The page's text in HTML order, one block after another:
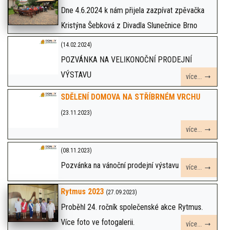
Dne 4.6.2024 k nám přijela zazpívat zpěvačka
Kristýna Šebková z Divadla Slunečnice Brno
(14.02.2024)
POZVÁNKA NA VELIKONOČNÍ PRODEJNÍ
VÝSTAVU
více...
SDĚLENÍ DOMOVA NA STŘÍBRNÉM VRCHU
(23.11.2023)
více...
(08.11.2023)
Pozvánka na vánoční prodejní výstavu více...
Rytmus 2023 (27.09.2023)
Proběhl 24. ročník společenské akce Rytmus.
Více foto ve fotogalerii.
více...